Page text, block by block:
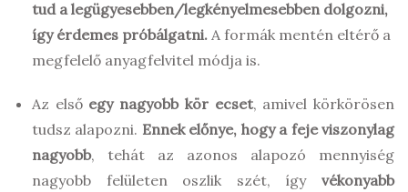
tud a legügyesebben/legkényelmesebben dolgozni,
így érdemes próbálgatni. A formák mentén eltérő a
megfelelő anyagfelvitel módja is.
Az első egy nagyobb kör ecset, amivel körkörösen
tudsz alapozni. Ennek előnye, hogy a feje viszonylag
nagyobb, tehát az azonos alapozó mennyiség
nagyobb felületen oszlik szét, így vékonyabb